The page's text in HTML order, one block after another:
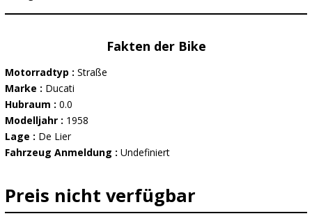
Fakten der Bike
Motorradtyp : Straße
Marke : Ducati
Hubraum : 0.0
Modelljahr : 1958
Lage : De Lier
Fahrzeug Anmeldung : Undefiniert
Preis nicht verfügbar